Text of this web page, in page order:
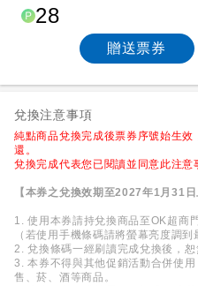
28
贈送票券
兌換注意事項
純點商品兌換完成後票券序號始生
還。
兌換完成代表您已閱讀並同意此注意
【本券之兌換效期至2027年1月31日
1. 使用本券請持兌換商品至OK超商
（若使用手機條碼請將螢幕亮度調到
2. 兌換條碼一經刷讀完成兌換後，恕
3. 本券不得與其他促銷活動合併使
售、菸、酒等商品。